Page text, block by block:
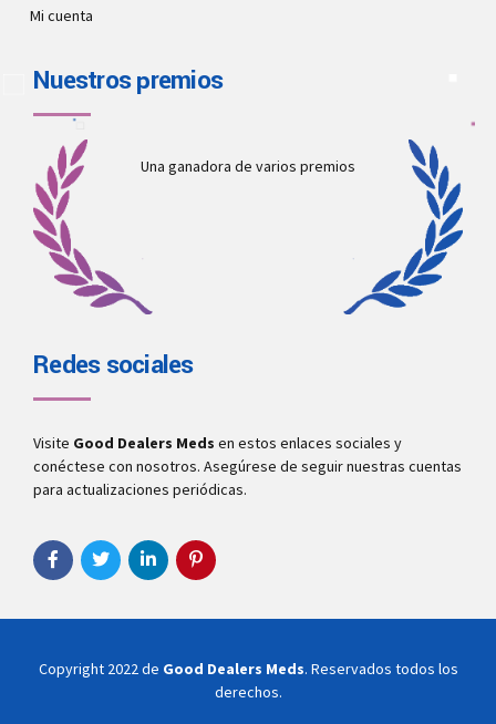
Mi cuenta
Nuestros premios
Una ganadora de varios premios
Redes sociales
Visite Good Dealers Meds en estos enlaces sociales y
conéctese con nosotros. Asegúrese de seguir nuestras cuentas
para actualizaciones periódicas.
Copyright 2022 de Good Dealers Meds. Reservados todos los
derechos.